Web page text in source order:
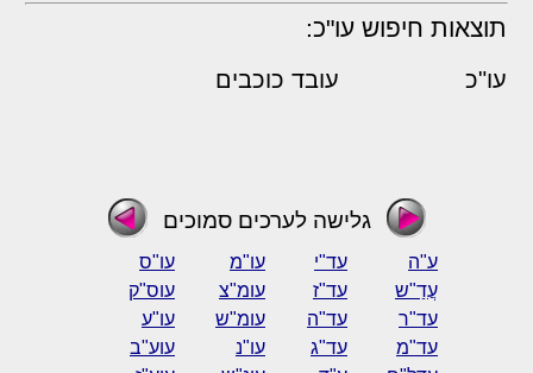
תוצאות חיפוש עו"כ:
עו"כ עובד כוכבים
גלישה לערכים סמוכים
ע"ה עד"י עו"מ
עו"ס
עֲדַ"ש
עד"ז עומ"צ
עוס"ק
עד"ר
עד"ה עומ"ש
עו"ע
עד"מ
עד"ג עו"נ
עוע"ב